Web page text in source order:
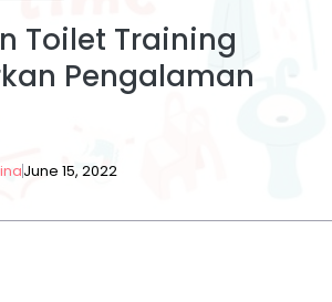
Toilet Training
Pengalaman
June 15, 2022